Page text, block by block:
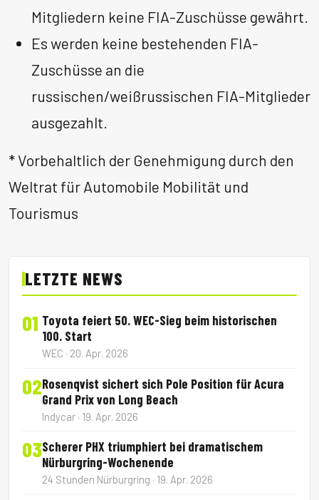
Mitgliedern keine FIA-Zuschüsse gewährt.
Es werden keine bestehenden FIA-
Zuschüsse an die
russischen/weißrussischen FIA-Mitglieder
ausgezahlt.
* Vorbehaltlich der Genehmigung durch den
Weltrat für Automobile Mobilität und
Tourismus
LETZTE NEWS
01 Toyota feiert 50. WEC-Sieg beim historischen
100. Start
WEC · 20. Apr. 2026
02Rosenqvist sichert sich Pole Position für Acura
Grand Prix von Long Beach
Indycar · 19. Apr. 2026
03Scherer PHX triumphiert bei dramatischem
Nürburgring-Wochenende
24 Stunden Nürburgring · 19. Apr. 2026